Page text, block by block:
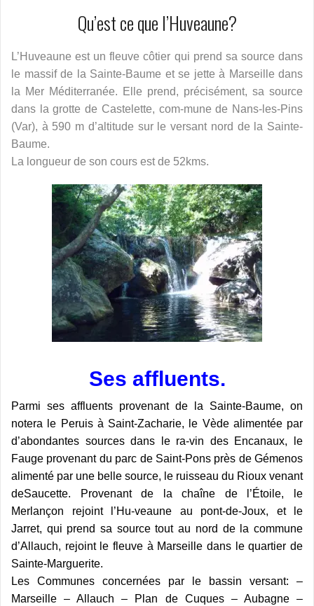
Qu’est ce que l’Huveaune?
L’Huveaune est un fleuve côtier qui prend sa source dans
le massif de la Sainte-Baume et se jette à Marseille dans
la Mer Méditerranée. Elle prend, précisément, sa source
dans la grotte de Castelette, com-mune de Nans-les-Pins
(Var), à 590 m d’altitude sur le versant nord de la Sainte-
Baume.
La longueur de son cours est de 52kms.
Ses affluents.
Parmi ses affluents provenant de la Sainte-Baume, on
notera le Peruis à Saint-Zacharie, le Vède alimentée par
d’abondantes sources dans le ra-vin des Encanaux, le
Fauge provenant du parc de Saint-Pons près de Gémenos
alimenté par une belle source, le ruisseau du Rioux venant
deSaucette. Provenant de la chaîne de l’Étoile, le
Merlançon rejoint l’Hu-veaune au pont-de-Joux, et le
Jarret, qui prend sa source tout au nord de la commune
d’Allauch, rejoint le fleuve à Marseille dans le quartier de
Sainte-Marguerite.
Les Communes concernées par le bassin versant: –
Marseille – Allauch – Plan de Cuques – Aubagne –